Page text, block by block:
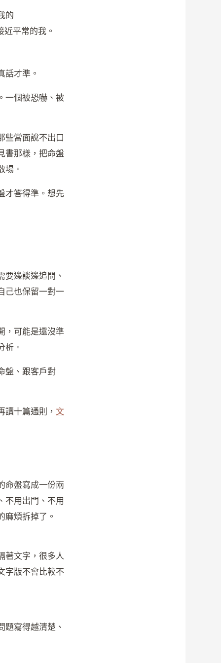
的
平常的我。
話才準。
一個被恐嚇、被
些當面說不出口
書那樣，把命盤
場。
才答得準。想先
要邊談邊追問、
己也保留一對一
，可能是還沒準
析。
盤、跟客戶對
十篇通則， 文
命盤寫成一份兩
不用出門、不用
麻煩拆掉了。
著文字，很多人
字版不會比較不
題寫得越清楚、